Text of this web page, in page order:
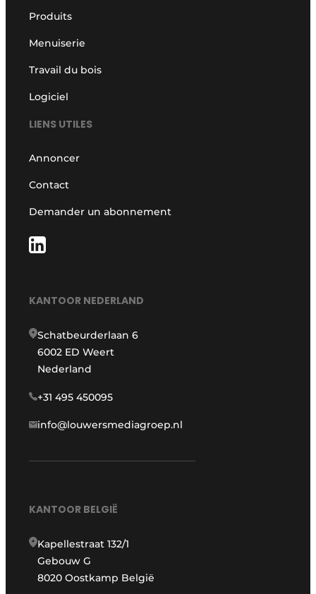
Produits
Menuiserie
Travail du bois
Logiciel
LIENS UTILES
Annoncer
Contact
Demander un abonnement
KANTOOR NEDERLAND
Schatbeurderlaan 6
6002 ED Weert
Nederland
+31 495 450095
info@louwersmediagroep.nl
KANTOOR BELGIË
Kapellestraat 132/1
Gebouw G
8020 Oostkamp België